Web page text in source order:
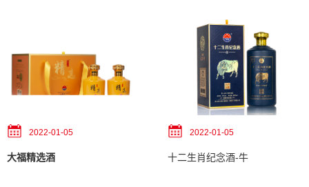
2022-01-05
大福精选酒
2022-01-05
十二生肖纪念酒-牛